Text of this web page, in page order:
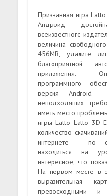
Признанная игра
Андроид -
всеизвестного
величина
456MB, удалите
благоприятной
приложения.
программного
версия
неподходящих
иметь место
игры Latto Latto 3D
количество
интернете - по
находиться на
интересное, что
На первом месте в
выразительная
превосходными